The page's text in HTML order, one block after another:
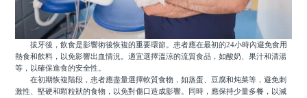
拔牙後，飲食是影響術後恢複的重要環節。患者應在最初的24小時內避免食用
熱食和飲料，以免影響出血情況。適宜選擇溫涼的流質食品，如酸奶、果汁和清湯
等，以確保進食的安全性。
在初期恢複階段，患者應盡量選擇軟質食物，如蒸蛋、豆腐和炖菜等，避免刺
激性、堅硬和顆粒狀的食物，以免對傷口造成影響。同時，應保持少量多餐，以減